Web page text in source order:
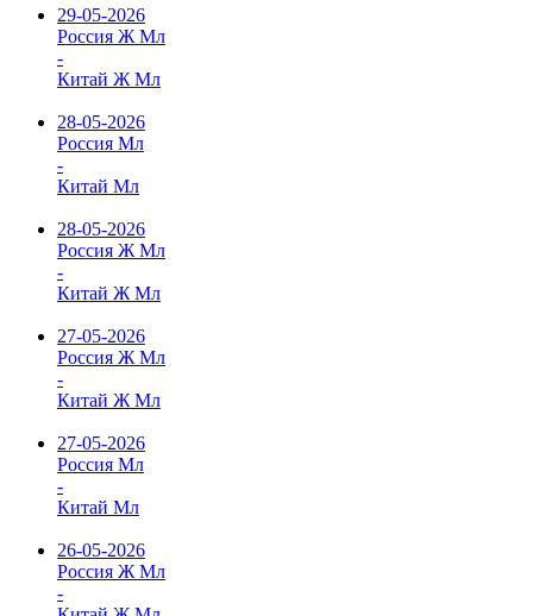
29-05-2026
Россия Ж Мл
-
Китай Ж Мл
28-05-2026
Россия Мл
-
Китай Мл
28-05-2026
Россия Ж Мл
-
Китай Ж Мл
27-05-2026
Россия Ж Мл
-
Китай Ж Мл
27-05-2026
Россия Мл
-
Китай Мл
26-05-2026
Россия Ж Мл
-